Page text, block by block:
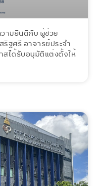
ามยินดีกับ ผู้ช่วย
ฐศรี อาจารย์ประจำ
สได้รับอนุมัติแต่งตั้งให้